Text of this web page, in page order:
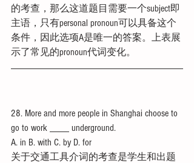
的考查，那么这道题目需要一个subject即
主语，只有personal pronoun可以具备这个
条件，因此选项A是唯一的答案。上表展
示了常见的pronoun代词变化。
28. More and more people in Shanghai choose to
go to work ____ underground.
A. in B. with C. by D. for
关于交通工具介词的考查是学生和出题